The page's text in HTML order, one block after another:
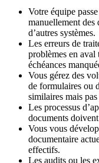
Votre équipe
manuellement des
d’autres systèmes.
Les erreurs de
problèmes en aval
échéances
Vous gérez des
de formulaires ou
similaires mais
Les processus
documents
Vous vous
documentaire
effectifs.
Les audits ou les